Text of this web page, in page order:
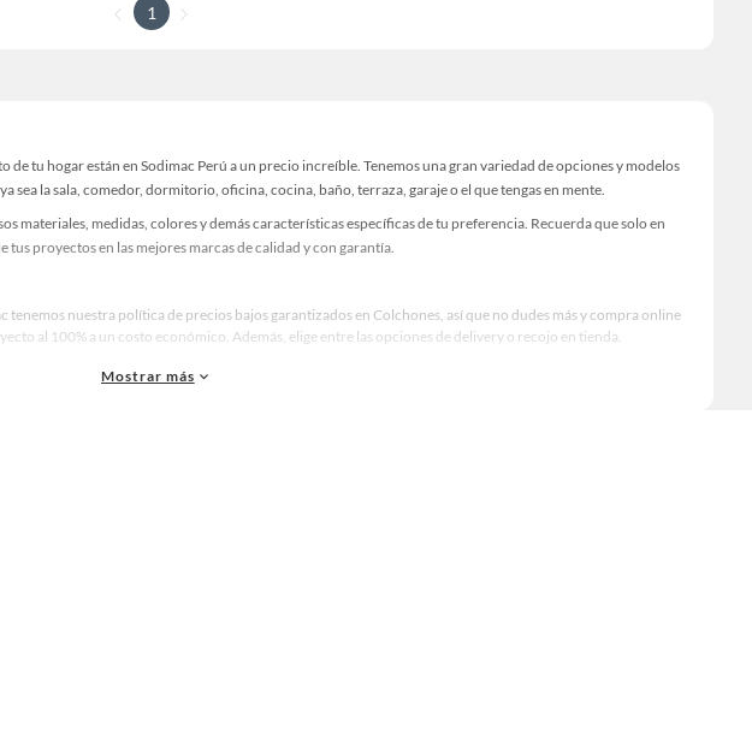
1
tu hogar están en Sodimac Perú a un precio increíble. Tenemos una gran variedad de opciones y modelos
sea la sala, comedor, dormitorio, oficina, cocina, baño, terraza, garaje o el que tengas en mente.
materiales, medidas, colores y demás características específicas de tu preferencia. Recuerda que solo en
proyectos en las mejores marcas de calidad y con garantía.
tenemos nuestra política de precios bajos garantizados en Colchones, así que no dudes más y compra online
al 100% a un costo económico. Además, elige entre las opciones de delivery o recojo en tienda.
Mostrar más